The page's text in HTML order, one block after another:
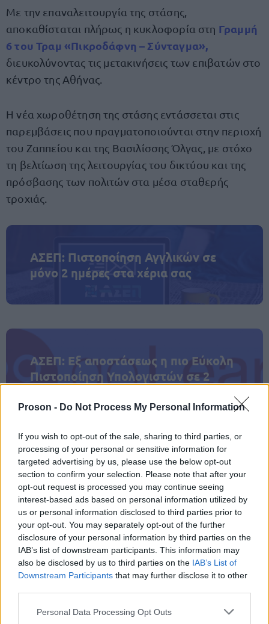
Proson - Do Not Process My Personal Information
If you wish to opt-out of the sale, sharing to third parties, or
processing of your personal or sensitive information for
targeted advertising by us, please use the below opt-out
section to confirm your selection. Please note that after your
opt-out request is processed you may continue seeing
interest-based ads based on personal information utilized by
us or personal information disclosed to third parties prior to
your opt-out. You may separately opt-out of the further
disclosure of your personal information by third parties on the
IAB’s list of downstream participants. This information may
also be disclosed by us to third parties on the IAB’s List of
Downstream Participants that may further disclose it to other
Please note that this website/app uses one or more Google
Personal Data Processing Opt Outs
Με την επαναλειτουργία της στάσης,
αποκαθίσταται πλήρως η κυκλοφορία στη Γραμμή
6 του Τραμ «Πικροδάφνη – Σύνταγμα»,
διευκολύνοντας τις μετακινήσεις των επιβατών στο
κέντρο της Αθήνας.
Η νέα χωροθέτηση της στάσης εντάσσεται στις
παρεμβάσεις που πραγματοποιούνται στην περιοχή
του Ζαππείου και της Βασιλίσσης Όλγας, με στόχο
τη βελτίωση της λειτουργίας του δικτύου και της
πρόσβασης των πολιτών στα μέσα σταθερής
τροχιάς.
ΑΣΕΠ: Πιστοποίηση Αγγλικών σε
μόνο 2 ημέρες στα χέρια σας
ΑΣΕΠ: Εξ αποστάσεως η πιο Εύκολη
Πιστοποίηση Υπολογιστών σε 2
Μάθε πρώτος όλες τις σημαντικές
ειδήσεις.
Βάλε το proson.gr στα αποτελέσματα
αναζήτησης της Google
Δημοφιλείς Ειδήσεις